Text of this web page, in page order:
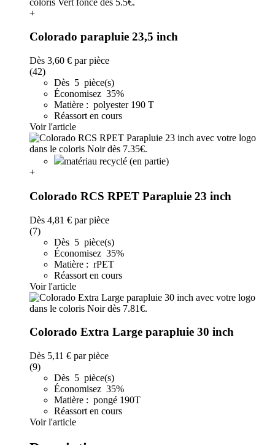
+
Colorado parapluie 23,5 inch
Dès 3,60 € par pièce
(42)
Dès 5 pièce(s)
Économisez 35%
Matière : polyester 190 T
Réassort en cours
Voir l'article
matériau recyclé (en partie)
+
Colorado RCS RPET Parapluie 23 inch
Dès 4,81 € par pièce
(7)
Dès 5 pièce(s)
Économisez 35%
Matière : rPET
Réassort en cours
Voir l'article
Colorado Extra Large parapluie 30 inch
Dès 5,11 € par pièce
(9)
Dès 5 pièce(s)
Économisez 35%
Matière : pongé 190T
Réassort en cours
Voir l'article